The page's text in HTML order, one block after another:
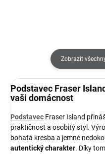
Zobrazit
Podstavec Fraser
vaši domácnost
Podstavec Fraser Island
praktičnost a osobitý styl.
bohatá kresba a jemné
autentický charakter. Díky